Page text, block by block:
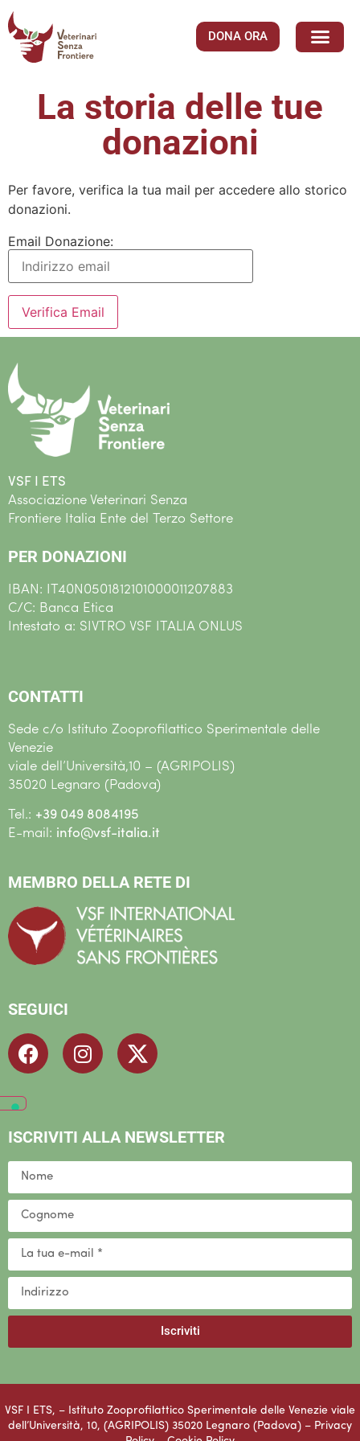
DONA ORA
La storia delle tue
donazioni
Per favore, verifica la tua mail per accedere allo storico
donazioni.
Email Donazione:
VSF I ETS
Associazione Veterinari Senza
Frontiere Italia Ente del Terzo Settore
PER DONAZIONI
IBAN: IT40N0501812101000011207883
C/C: Banca Etica
Intestato a: SIVTRO VSF ITALIA ONLUS
CONTATTI
Sede c/o Istituto Zooprofilattico Sperimentale delle
Venezie
viale dell’Università,10 – (AGRIPOLIS)
35020 Legnaro (Padova)
Tel.: +39 049 8084195
E-mail: info@vsf-italia.it
MEMBRO DELLA RETE DI
SEGUICI
ISCRIVITI ALLA NEWSLETTER
Iscriviti
VSF I ETS, – Istituto Zooprofilattico Sperimentale delle Venezie viale
dell’Università, 10, (AGRIPOLIS) 35020 Legnaro (Padova) – Privacy